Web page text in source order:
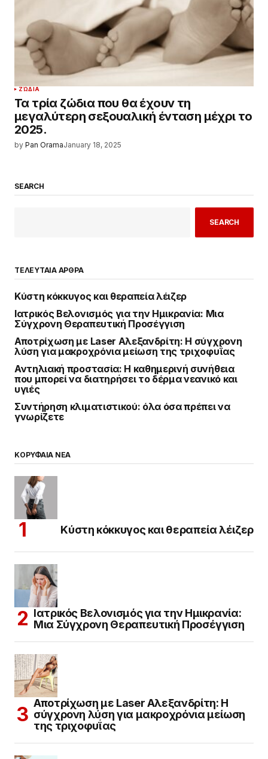
ΖΏΔΙΑ
Τα τρία ζώδια που θα έχουν τη
μεγαλύτερη σεξουαλική ένταση μέχρι το
2025.
by Pan OramaJanuary 18, 2025
SEARCH
SEARCH
ΤΕΛΕΥΤΑΙΑ ΑΡΘΡΑ
Κύστη κόκκυγος και θεραπεία λέιζερ
Ιατρικός Βελονισμός για την Ημικρανία: Μια
Σύγχρονη Θεραπευτική Προσέγγιση
Αποτρίχωση με Laser Αλεξανδρίτη: Η σύγχρονη
λύση για μακροχρόνια μείωση της τριχοφυΐας
Αντηλιακή προστασία: Η καθημερινή συνήθεια
που μπορεί να διατηρήσει το δέρμα νεανικό και
υγιές
Συντήρηση κλιματιστικού: όλα όσα πρέπει να
γνωρίζετε
ΚΟΡΥΦΑΙΑ ΝΕΑ
Κύστη κόκκυγος και θεραπεία λέιζερ
Ιατρικός Βελονισμός για την Ημικρανία:
Μια Σύγχρονη Θεραπευτική Προσέγγιση
Αποτρίχωση με Laser Αλεξανδρίτη: Η
σύγχρονη λύση για μακροχρόνια μείωση
της τριχοφυΐας